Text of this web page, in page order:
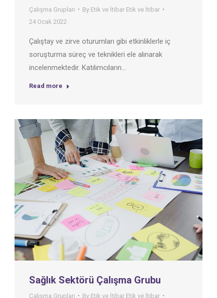
Çalışma Grupları By Etik ve İtibar Etik ve İtibar
24 Ocak 2022
Çalıştay ve zirve oturumları gibi etkinliklerle iç
soruşturma süreç ve teknikleri ele alınarak
incelenmektedir. Katılımcıların…
Read more
Sağlık Sektörü Çalışma Grubu
Çalışma Grupları By Etik ve İtibar Etik ve İtibar